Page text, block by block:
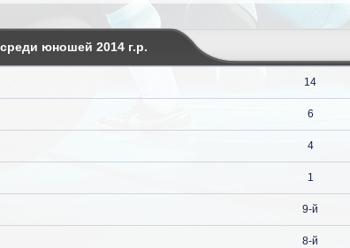
юношей 2014 г.р.
14
6
4
1
9-й
8-й